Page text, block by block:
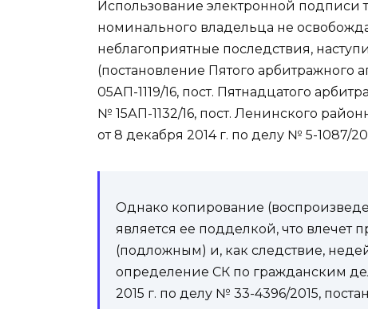
Использование электронной подписи
номинального владельца не
неблагоприятные последствия,
(постановление Пятого арбитражного
05АП-1119/16, пост. Пятнадцатого
№ 15АП-1132/16, пост. Ленинского
от 8 декабря 2014 г. по делу № 5-1087/
Однако копирование
является ее подделкой, что влечет
(подложным) и, как следствие,
определение СК по гражданским
2015 г. по делу № 33-4396/2015,